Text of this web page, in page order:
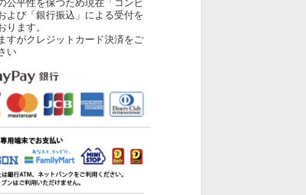
公平性を保つため現在「コンビ
よび「銀行振込」による受付を
ります。
すがクレジットカード決済をご
い